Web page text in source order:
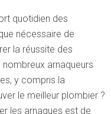
quotidien des
nécessaire de
la réussite des
arnaqueurs
y compris la
le meilleur plombier ?
les arnaques est de